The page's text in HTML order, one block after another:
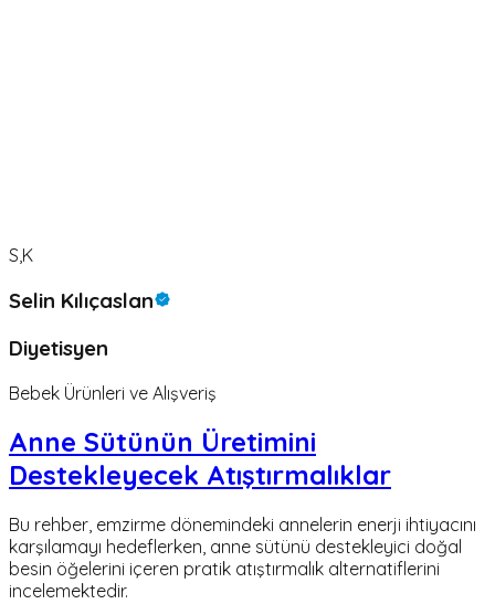
S,K
Selin Kılıçaslan
Diyetisyen
Bebek Ürünleri ve Alışveriş
Anne Sütünün Üretimini
Destekleyecek Atıştırmalıklar
Bu rehber, emzirme dönemindeki annelerin enerji ihtiyacını
karşılamayı hedeflerken, anne sütünü destekleyici doğal
besin öğelerini içeren pratik atıştırmalık alternatiflerini
incelemektedir.